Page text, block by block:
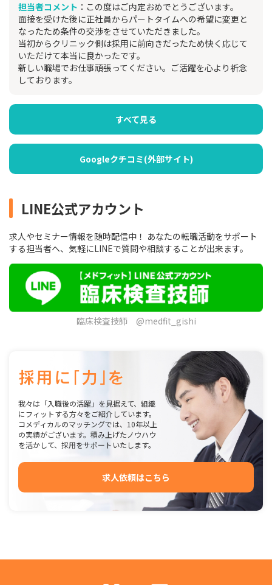
担当者コメント ：この度はご内定おめでとうございます。
面接を受けた後に正社員からパートタイムへの希望に変更と
なったため条件の交渉をさせていただきました。
当初からクリニック側は採用に前向きだったため快く応じて
いただけて本当に良かったです。
新しい職場でお仕事頑張ってください。ご活躍を心より祈念
しております。
すべて見る
Googleクチコミ(外部サイト)
LINE公式アカウント
求人やセミナー情報を随時配信中！ あなたの転職活動をサポート
する担当者へ、気軽にLINEで質問や相談することが出来ます。
臨床検査技師 @medfit_gishi
我々は「入職後の活躍」を見据えて、組織
にフィットする方々をご紹介しています。
コメディカルのマッチングでは、10年以上
の実績がございます。積み上げたノウハウ
を活かして、採用をサポートいたします。
求人依頼はこちら